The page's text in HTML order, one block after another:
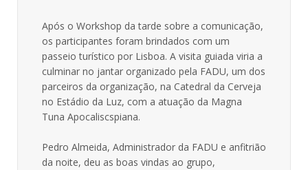
Após o Workshop da tarde sobre a comunicação,
os participantes foram brindados com um
passeio turístico por Lisboa. A visita guiada viria a
culminar no jantar organizado pela FADU, um dos
parceiros da organização, na Catedral da Cerveja
no Estádio da Luz, com a atuação da Magna
Tuna Apocaliscspiana.
Pedro Almeida, Administrador da FADU e anfitrião
da noite, deu as boas vindas ao grupo,